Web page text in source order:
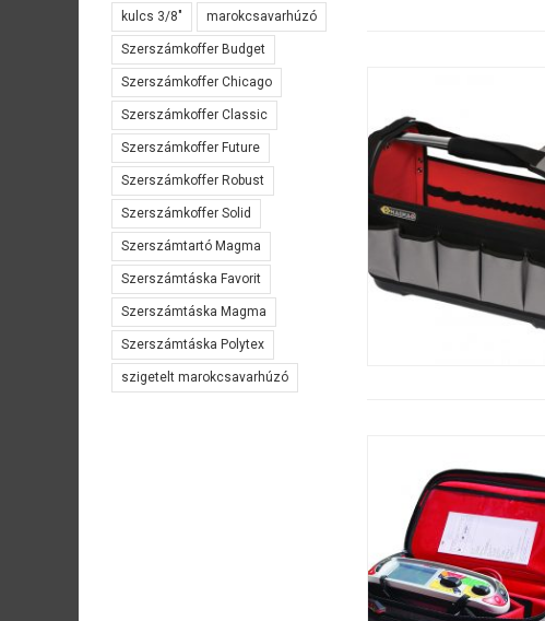
kulcs 3/8" marokcsavarhúzó
Szerszámkoffer Budget
Szerszámkoffer Chicago
Szerszámkoffer Classic
Szerszámkoffer Future
Szerszámkoffer Robust
Szerszámkoffer Solid
Szerszámtartó Magma
Szerszámtáska Favorit
Szerszámtáska Magma
Szerszámtáska Polytex
szigetelt marokcsavarhúzó